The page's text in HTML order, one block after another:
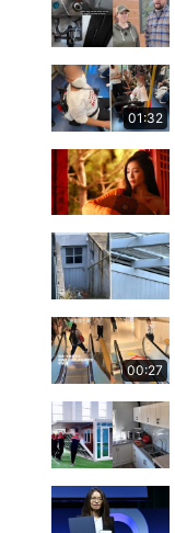
01:32
00:27